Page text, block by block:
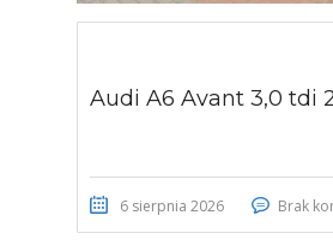
Audi A6 Avant 3,0 tdi
6 sierpnia 2026 Brak